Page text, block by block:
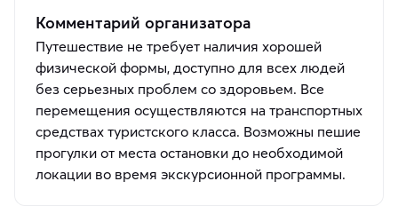
Комментарий организатора
Путешествие не требует наличия хорошей
физической формы, доступно для всех людей
без серьезных проблем со здоровьем. Все
перемещения осуществляются на транспортных
средствах туристского класса. Возможны пешие
прогулки от места остановки до необходимой
локации во время экскурсионной программы.